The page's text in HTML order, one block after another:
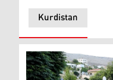
Kurdistan